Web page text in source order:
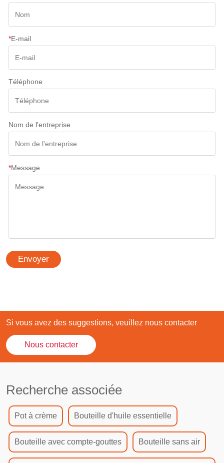
*E-mail
Téléphone
Nom de l'entreprise
*Message
Envoyer
Si vous avez des suggestions, veuillez nous contacter
Nous contacter
Recherche associée
Pot à crème Bouteille d'huile essentielle
Bouteille avec compte-gouttes Bouteille sans air